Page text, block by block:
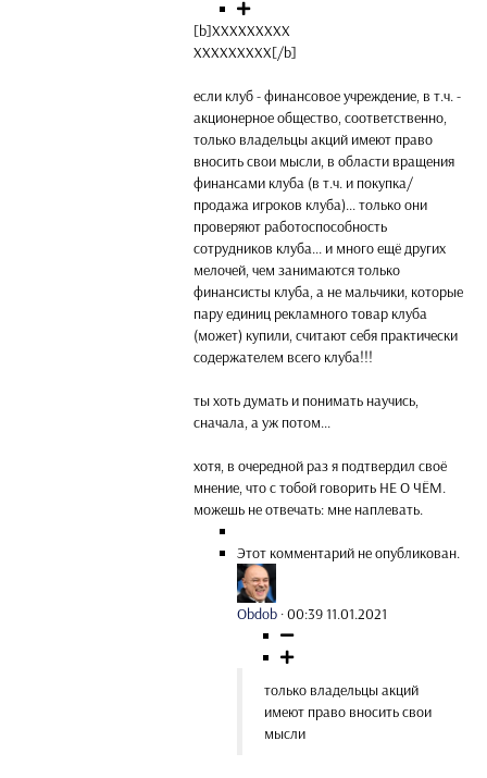
[b]ХХХХХХХХХ
ХХХХХХХХХ[/b]
если клуб - финансовое учреждение, в т.ч. -
акционерное общество, соответственно,
только владельцы акций имеют право
вносить свои мысли, в области вращения
финансами клуба (в т.ч. и покупка/
продажа игроков клуба)... только они
проверяют работоспособность
сотрудников клуба... и много ещё других
мелочей, чем занимаются только
финансисты клуба, а не мальчики, которые
пару единиц рекламного товар клуба
(может) купили, считают себя практически
содержателем всего клуба!!!
ты хоть думать и понимать научись,
сначала, а уж потом...
хотя, в очередной раз я подтвердил своё
мнение, что с тобой говорить НЕ О ЧЁМ.
можешь не отвечать: мне наплевать.
Этот комментарий не опубликован.
Obdob ·00:39 11.01.2021
только владельцы акций
имеют право вносить свои
мысли